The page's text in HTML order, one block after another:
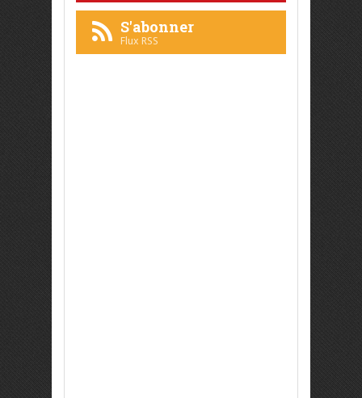
S'abonner
Flux RSS